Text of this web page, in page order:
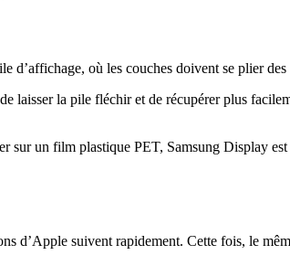
d’affichage, où les couches doivent se plier
laisser la pile fléchir et de récupérer plus
un film plastique PET, Samsung Display
d’Apple suivent rapidement. Cette fois, le